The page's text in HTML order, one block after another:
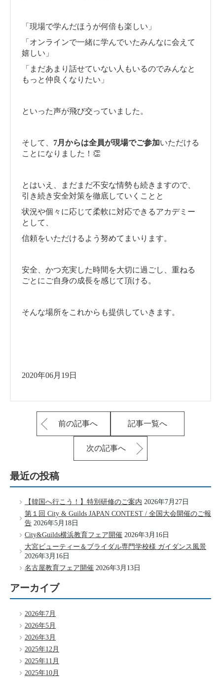
「現場で学んだほうが何倍も楽しい」
「オンラインで一緒に学んでいたみんなに会えて
嬉しい」
「まだあまり話せていない人もいるのでみんなと
もっと仲良くなりたい」
といった声が飛び交っていました。
そして、 7月からは全員が現場でご参加いただける
ことになりました！👏
とはいえ、まだまだ不安な情勢も続きますので、
引き続き安全対策を徹底していくことと
状況や個々に応じて柔軟に対応できるアカデミー
として、
信頼をいただけるよう努めてまいります。
安全、かつ充実した時間を大切に過ごし、重ねる
ごとにご自身の成長を感じて頂ける。
そんな場所をこれからも提供していきます。
2020年06月19日
前の記事へ 記事一覧へ
次の記事へ
最近の投稿
【韓国へ行こう！】特別研修のご案内 2026年7月27日
第１回 City & Guilds JAPAN CONTEST / 全国大会開催のご報
告 2026年5月18日
City&Guilds横浜教育フェア開催 2026年3月16日
大宮ビューティー＆ブライダル専門学校様 ガイダンス風景
2026年3月16日
名古屋教育フェア開催 2026年3月13日
アーカイブ
2026年7月
2026年5月
2026年3月
2025年12月
2025年11月
2025年10月